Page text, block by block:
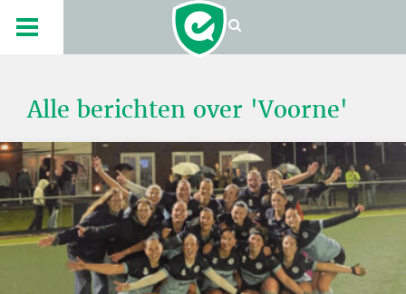
Alle berichten over 'Voorne'